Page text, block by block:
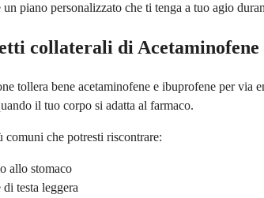
piano personalizzato che ti tenga a tuo agio
collaterali di Acetaminofene
tollera bene acetaminofene e ibuprofene per
il tuo corpo si adatta al farmaco.
che potresti riscontrare:
allo stomaco
testa leggera